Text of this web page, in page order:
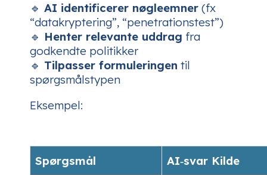
🔹 AI identificerer nøgleemner (fx
“datakryptering”, “penetrationstest”)
🔹 Henter relevante uddrag fra
godkendte politikker
🔹 Tilpasser formuleringen til
spørgsmålstypen
Eksempel:
Spørgsmål AI‑svar Kilde